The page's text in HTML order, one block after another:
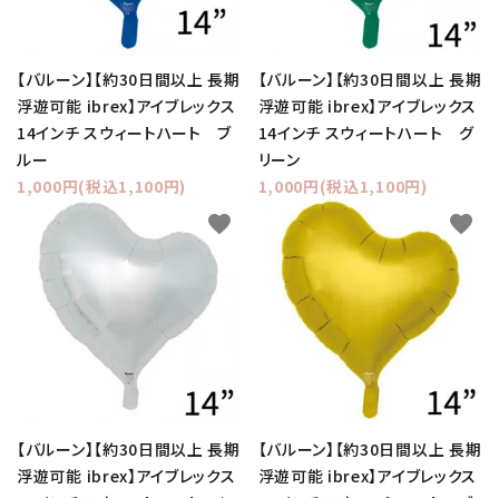
【バルーン】【約30日間以上 長期
浮遊可能 ibrex】アイブレックス
14インチ スウィートハート ブ
ルー
1,000円(税込1,100円)
【バルーン】【約30日間以上 長期
浮遊可能 ibrex】アイブレックス
14インチ スウィートハート グ
リーン
1,000円(税込1,100円)
【バルーン】【約30日間以上 長期
浮遊可能 ibrex】アイブレックス
favorite
【バルーン】【約30日間以上 長期
浮遊可能 ibrex】アイブレックス
favorite